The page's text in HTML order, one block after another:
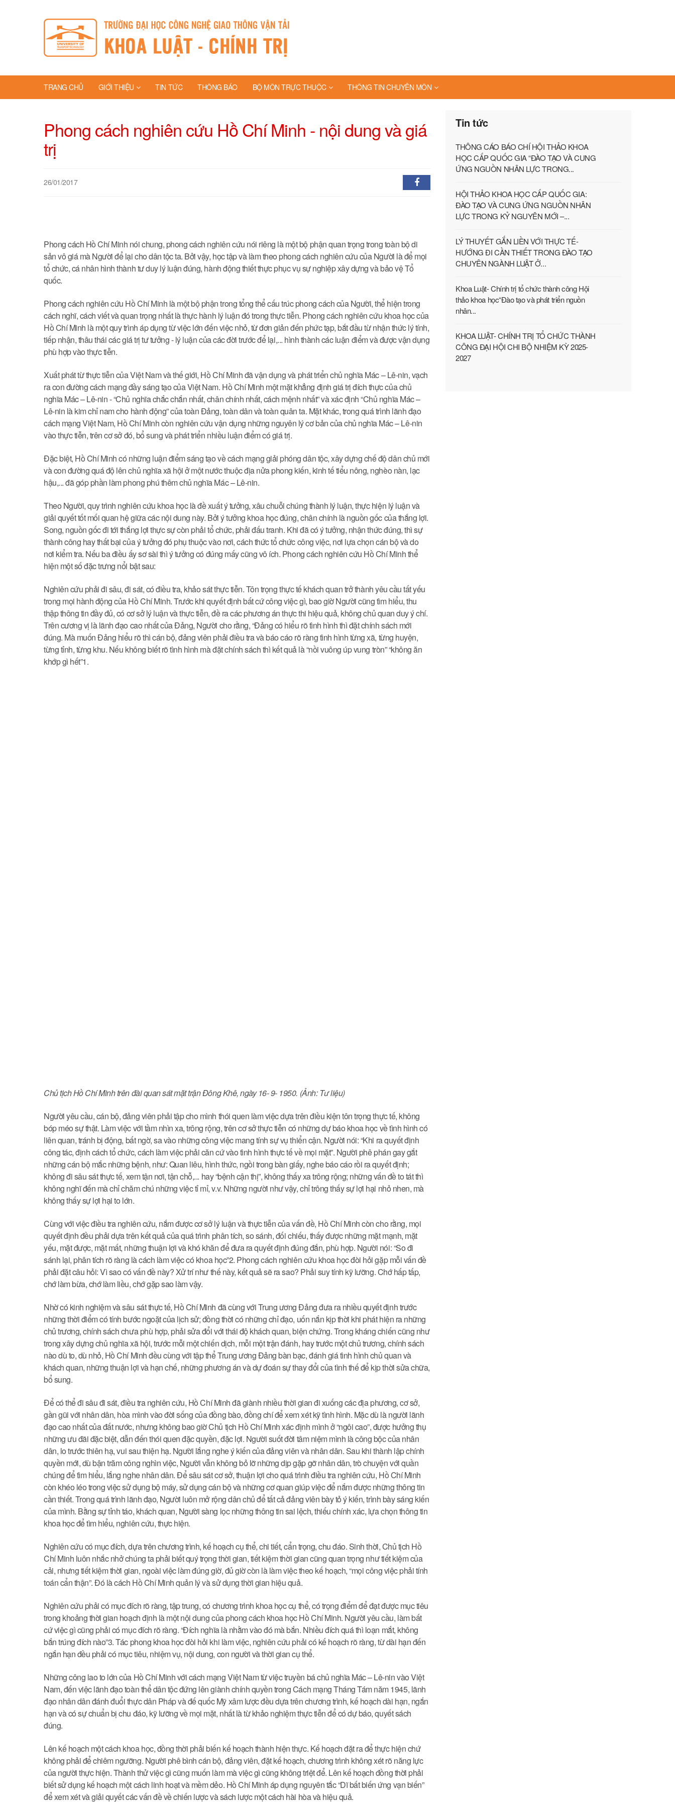
TRANG CHỦ GIỚI THIỆU TIN TỨC THÔNG BÁO BỘ MÔN TRỰC THUỘC THÔNG TIN CHUYÊN MÔN
Phong cách nghiên cứu Hồ Chí Minh - nội dung và giá
trị
26/01/2017
Phong cách Hồ Chí Minh nói chung, phong cách nghiên cứu nói riêng là một bộ phận quan trọng trong toàn bộ di
sản vô giá mà Người để lại cho dân tộc ta. Bởi vậy, học tập và làm theo phong cách nghiên cứu của Người là để mọi
tổ chức, cá nhân hình thành tư duy lý luận đúng, hành động thiết thực phục vụ sự nghiệp xây dựng và bảo vệ Tổ
quốc.
Phong cách nghiên cứu Hồ Chí Minh là một bộ phận trong tổng thể cấu trúc phong cách của Người, thể hiện trong
cách nghĩ, cách viết và quan trọng nhất là thực hành lý luận đó trong thực tiễn. Phong cách nghiên cứu khoa học của
Hồ Chí Minh là một quy trình áp dụng từ việc lớn đến việc nhỏ, từ đơn giản đến phức tạp, bắt đầu từ nhận thức lý tính,
tiếp nhận, thâu thái các giá trị tư tưởng - lý luận của các đời trước để lại,... hình thành các luận điểm và được vận dụng
phù hợp vào thực tiễn.
Xuất phát từ thực tiễn của Việt Nam và thế giới, Hồ Chí Minh đã vận dụng và phát triển chủ nghĩa Mác – Lê-nin, vạch
ra con đường cách mạng đầy sáng tạo của Việt Nam. Hồ Chí Minh một mặt khẳng định giá trị đích thực của chủ
nghĩa Mác – Lê-nin - “Chủ nghĩa chắc chắn nhất, chân chính nhất, cách mệnh nhất” và xác định “Chủ nghĩa Mác –
Lê-nin là kim chỉ nam cho hành động” của toàn Đảng, toàn dân và toàn quân ta. Mặt khác, trong quá trình lãnh đạo
cách mạng Việt Nam, Hồ Chí Minh còn nghiên cứu vận dụng những nguyên lý cơ bản của chủ nghĩa Mác – Lê-nin
vào thực tiễn, trên cơ sở đó, bổ sung và phát triển nhiều luận điểm có giá trị.
Đặc biệt, Hồ Chí Minh có những luận điểm sáng tạo về cách mạng giải phóng dân tộc, xây dựng chế độ dân chủ mới
và con đường quá độ lên chủ nghĩa xã hội ở một nước thuộc địa nửa phong kiến, kinh tế tiểu nông, nghèo nàn, lạc
hậu,... đã góp phần làm phong phú thêm chủ nghĩa Mác – Lê-nin.
Theo Người, quy trình nghiên cứu khoa học là đề xuất ý tưởng, xâu chuỗi chúng thành lý luận, thực hiện lý luận và
giải quyết tốt mối quan hệ giữa các nội dung này. Bởi ý tưởng khoa học đúng, chân chính là nguồn gốc của thắng lợi.
Song, nguồn gốc đi tới thắng lợi thực sự còn phải tổ chức, phải đấu tranh. Khi đã có ý tưởng, nhận thức đúng, thì sự
thành công hay thất bại của ý tưởng đó phụ thuộc vào nơi, cách thức tổ chức công việc, nơi lựa chọn cán bộ và do
nơi kiểm tra. Nếu ba điều ấy sơ sài thì ý tưởng có đúng mấy cũng vô ích. Phong cách nghiên cứu Hồ Chí Minh thể
hiện một số đặc trưng nổi bật sau:
Nghiên cứu phải đi sâu, đi sát, có điều tra, khảo sát thực tiễn. Tôn trọng thực tế khách quan trở thành yêu cầu tất yếu
trong mọi hành động của Hồ Chí Minh. Trước khi quyết định bất cứ công việc gì, bao giờ Người cũng tìm hiểu, thu
thập thông tin đầy đủ, có cơ sở lý luận và thực tiễn, đề ra các phương án thực thi hiệu quả, không chủ quan duy ý chí.
Trên cương vị là lãnh đạo cao nhất của Đảng, Người cho rằng, “Đảng có hiểu rõ tình hình thì đặt chính sách mới
đúng. Mà muốn Đảng hiểu rõ thì cán bộ, đảng viên phải điều tra và báo cáo rõ ràng tình hình từng xã, từng huyện,
từng tỉnh, từng khu. Nếu không biết rõ tình hình mà đặt chính sách thì kết quả là “nồi vuông úp vung tròn” “không ăn
khớp gì hết”1.
Chủ tịch Hồ Chí Minh trên đài quan sát mặt trận Đông Khê, ngày 16- 9- 1950. (Ảnh: Tư liệu)
Người yêu cầu, cán bộ, đảng viên phải tập cho mình thói quen làm việc dựa trên điều kiện tôn trọng thực tế, không
bóp méo sự thật. Làm việc với tầm nhìn xa, trông rộng, trên cơ sở thực tiễn có những dự báo khoa học về tình hình có
liên quan, tránh bị động, bất ngờ, sa vào những công việc mang tính sự vụ thiển cận. Người nói: “Khi ra quyết định
công tác, định cách tổ chức, cách làm việc phải căn cứ vào tình hình thực tế về mọi mặt”. Người phê phán gay gắt
những cán bộ mắc những bệnh, như: Quan liêu, hình thức, ngồi trong bàn giấy, nghe báo cáo rồi ra quyết định;
không đi sâu sát thực tế, xem tận nơi, tận chỗ,... hay “bệnh cận thị”, không thấy xa trông rộng; những vấn đề to tát thì
không nghĩ đến mà chỉ chăm chú những việc tỉ mỉ, v.v. Những người như vậy, chỉ trông thấy sự lợi hại nhỏ nhen, mà
không thấy sự lợi hại to lớn.
Cùng với việc điều tra nghiên cứu, nắm được cơ sở lý luận và thực tiễn của vấn đề, Hồ Chí Minh còn cho rằng, mọi
quyết định đều phải dựa trên kết quả của quá trình phân tích, so sánh, đối chiếu, thấy được những mặt mạnh, mặt
yếu, mặt được, mặt mất, những thuận lợi và khó khăn để đưa ra quyết định đúng đắn, phù hợp. Người nói: “So đi
sánh lại, phân tích rõ ràng là cách làm việc có khoa học”2. Phong cách nghiên cứu khoa học đòi hỏi gặp mỗi vấn đề
phải đặt câu hỏi: Vì sao có vấn đề này? Xử trí như thế này, kết quả sẽ ra sao? Phải suy tính kỹ lưỡng. Chớ hấp tấp,
chớ làm bừa, chớ làm liều, chớ gặp sao làm vậy.
Nhờ có kinh nghiệm và sâu sát thực tế, Hồ Chí Minh đã cùng với Trung ương Đảng đưa ra nhiều quyết định trước
những thời điểm có tính bước ngoặt của lịch sử; đồng thời có những chỉ đạo, uốn nắn kịp thời khi phát hiện ra những
chủ trương, chính sách chưa phù hợp, phải sửa đổi với thái độ khách quan, biện chứng. Trong kháng chiến cũng như
trong xây dựng chủ nghĩa xã hội, trước mỗi một chiến dịch, mỗi một trận đánh, hay trước một chủ trương, chính sách
nào dù to, dù nhỏ, Hồ Chí Minh đều cùng với tập thể Trung ương Đảng bàn bạc, đánh giá tình hình chủ quan và
khách quan, những thuận lợi và hạn chế, những phương án và dự đoán sự thay đổi của tình thế để kịp thời sửa chữa,
bổ sung.
Để có thể đi sâu đi sát, điều tra nghiên cứu, Hồ Chí Minh đã giành nhiều thời gian đi xuống các địa phương, cơ sở,
gần gũi với nhân dân, hòa mình vào đời sống của đồng bào, đồng chí để xem xét kỹ tình hình. Mặc dù là người lãnh
đạo cao nhất của đất nước, nhưng không bao giờ Chủ tịch Hồ Chí Minh xác định mình ở “ngôi cao”, được hưởng thụ
những ưu đãi đặc biệt, dẫn đến thói quen đặc quyền, đặc lợi. Người suốt đời tâm niệm mình là công bộc của nhân
dân, lo trước thiên hạ, vui sau thiện hạ. Người lắng nghe ý kiến của đảng viên và nhân dân. Sau khi thành lập chính
quyền mới, dù bận trăm công nghìn việc, Người vẫn không bỏ lỡ những dịp gặp gỡ nhân dân, trò chuyện với quần
chúng để tìm hiểu, lắng nghe nhân dân. Để sâu sát cơ sở, thuận lợi cho quá trình điều tra nghiên cứu, Hồ Chí Minh
còn khéo léo trong việc sử dụng bộ máy, sử dụng cán bộ và những cơ quan giúp việc để nắm được những thông tin
cần thiết. Trong quá trình lãnh đạo, Người luôn mở rộng dân chủ để tất cả đảng viên bày tỏ ý kiến, trình bày sáng kiến
của mình. Bằng sự tỉnh táo, khách quan, Người sàng lọc những thông tin sai lệch, thiếu chính xác, lựa chọn thông tin
khoa học để tìm hiểu, nghiên cứu, thực hiện.
Nghiên cứu có mục đích, dựa trên chương trình, kế hoạch cụ thể, chi tiết, cẩn trọng, chu đáo. Sinh thời, Chủ tịch Hồ
Chí Minh luôn nhắc nhở chúng ta phải biết quý trọng thời gian, tiết kiệm thời gian cũng quan trọng như tiết kiệm của
cải, nhưng tiết kiệm thời gian, ngoài việc làm đúng giờ, đủ giờ còn là làm việc theo kế hoạch, “mọi công việc phải tính
toán cẩn thận”. Đó là cách Hồ Chí Minh quản lý và sử dụng thời gian hiệu quả.
Nghiên cứu phải có mục đích rõ ràng, tập trung, có chương trình khoa học cụ thể, có trọng điểm để đạt được mục tiêu
trong khoảng thời gian hoạch định là một nội dung của phong cách khoa học Hồ Chí Minh. Người yêu cầu, làm bất
cứ việc gì cũng phải có mục đích rõ ràng. “Đích nghĩa là nhằm vào đó mà bắn. Nhiều đích quá thì loạn mắt, không
bắn trúng đích nào”3. Tác phong khoa học đòi hỏi khi làm việc, nghiên cứu phải có kế hoạch rõ ràng, từ dài hạn đến
ngắn hạn đều phải có mục tiêu, nhiệm vụ, nội dung, con người và thời gian cụ thể.
Những công lao to lớn của Hồ Chí Minh với cách mạng Việt Nam từ việc truyền bá chủ nghĩa Mác – Lê-nin vào Việt
Nam, đến việc lãnh đạo toàn thể dân tộc đứng lên giành chính quyền trong Cách mạng Tháng Tám năm 1945, lãnh
đạo nhân dân đánh đuổi thực dân Pháp và đế quốc Mỹ xâm lược đều dựa trên chương trình, kế hoạch dài hạn, ngắn
hạn và có sự chuẩn bị chu đáo, kỹ lưỡng về mọi mặt, nhất là từ khảo nghiệm thực tiễn để có dự báo, quyết sách
đúng.
Lên kế hoạch một cách khoa học, đồng thời phải biến kế hoạch thành hiện thực. Kế hoạch đặt ra để thực hiện chứ
không phải để chiêm ngưỡng. Người phê bình cán bộ, đảng viên, đặt kế hoạch, chương trình không xét rõ năng lực
của người thực hiện. Thành thử việc gì cũng muốn làm mà việc gì cũng không triệt để. Lên kế hoạch đồng thời phải
biết sử dụng kế hoạch một cách linh hoạt và mềm dẻo. Hồ Chí Minh áp dụng nguyên tắc “Dĩ bất biến ứng vạn biến”
để xem xét và giải quyết các vấn đề về chiến lược và sách lược một cách hài hòa và hiệu quả.
Tin tức
THÔNG CÁO BÁO CHÍ HỘI THẢO KHOA
HỌC CẤP QUỐC GIA “ĐÀO TẠO VÀ CUNG
ỨNG NGUỒN NHÂN LỰC TRONG...
HỘI THẢO KHOA HỌC CẤP QUỐC GIA:
ĐÀO TẠO VÀ CUNG ỨNG NGUỒN NHÂN
LỰC TRONG KỶ NGUYÊN MỚI –...
LÝ THUYẾT GẮN LIỀN VỚI THỰC TẾ-
HƯỚNG ĐI CẦN THIẾT TRONG ĐÀO TẠO
CHUYÊN NGÀNH LUẬT Ở...
Khoa Luật- Chính trị tổ chức thành công Hội
thảo khoa học“Đào tạo và phát triển nguồn
nhân...
KHOA LUẬT- CHÍNH TRỊ TỔ CHỨC THÀNH
CÔNG ĐẠI HỘI CHI BỘ NHIỆM KỲ 2025-
2027